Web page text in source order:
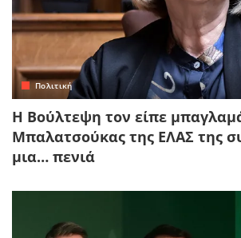
Πολιτική
Η Βούλτεψη τον είπε
Μπαλατσούκας της ΕΛΑΣ της
μια… πενιά